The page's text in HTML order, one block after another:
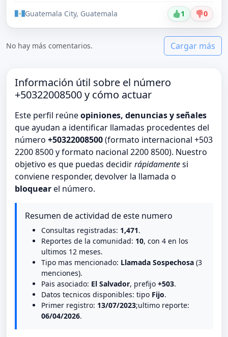
Guatemala City, Guatemala 1 0
No hay más comentarios. Cargar más
Información útil sobre el número
+50322008500 y cómo actuar
Este perfil reúneopiniones, denuncias y señales
que ayudan a identificar llamadas procedentes del
número +50322008500(formato internacional +503
2200 8500 y formato nacional 2200 8500). Nuestro
objetivo es que puedas decidirrápidamentesi
conviene responder, devolver la llamada o
bloquearel número.
Resumen de actividad de este numero
Consultas registradas: 1,471.
Reportes de la comunidad: 10, con 4 en los
ultimos 12 meses.
Tipo mas mencionado: Llamada Sospechosa (3
menciones).
Pais asociado: El Salvador, prefijo +503.
Datos tecnicos disponibles: tipo Fijo.
Primer registro: 13/07/2023;ultimo reporte:
06/04/2026.